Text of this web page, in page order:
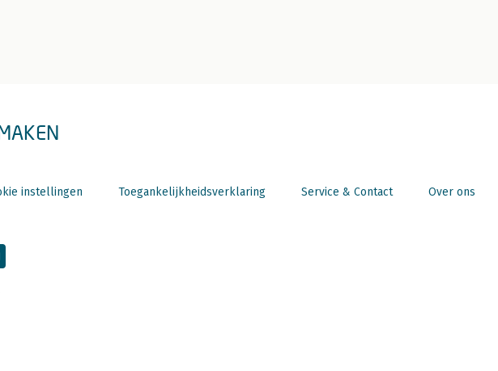
instellingen Toegankelijkheidsverklaring Service & Contact Over ons